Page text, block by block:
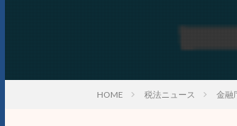
HOME 税法ニュース 金融